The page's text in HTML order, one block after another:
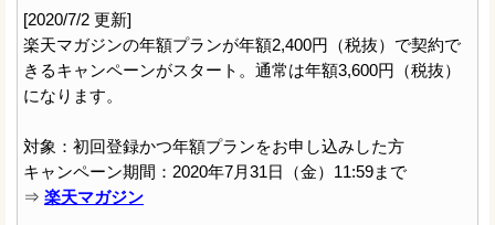
[2020/7/2 更新]
楽天マガジンの年額プランが年額2,400円（税抜）で契約で
きるキャンペーンがスタート。通常は年額3,600円（税抜）
になります。
対象：初回登録かつ年額プランをお申し込みした方
キャンペーン期間：2020年7月31日（金）11:59まで
⇒ 楽天マガジン